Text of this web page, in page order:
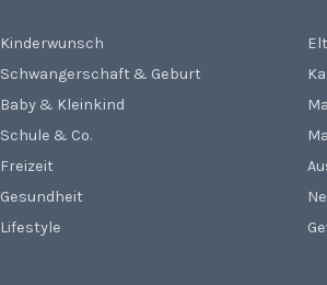
Kinderwunsch
Schwangerschaft & Geburt
Baby & Kleinkind
Schule & Co.
Freizeit
Gesundheit
Lifestyle